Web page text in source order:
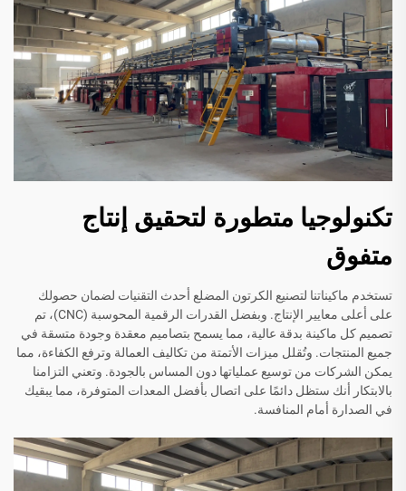
تكنولوجيا متطورة لتحقيق إنتاج
متفوق
تستخدم ماكيناتنا لتصنيع الكرتون المضلع أحدث التقنيات لضمان حصولك
على أعلى معايير الإنتاج. وبفضل القدرات الرقمية المحوسبة (CNC)، تم
تصميم كل ماكينة بدقة عالية، مما يسمح بتصاميم معقدة وجودة متسقة في
جميع المنتجات. وتُقلل ميزات الأتمتة من تكاليف العمالة وترفع الكفاءة، مما
يمكن الشركات من توسيع عملياتها دون المساس بالجودة. وتعني التزامنا
بالابتكار أنك ستظل دائمًا على اتصال بأفضل المعدات المتوفرة، مما يبقيك
في الصدارة أمام المنافسة.